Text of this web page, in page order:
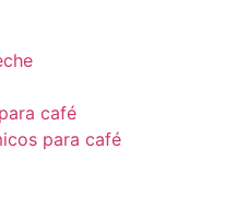
café
para café